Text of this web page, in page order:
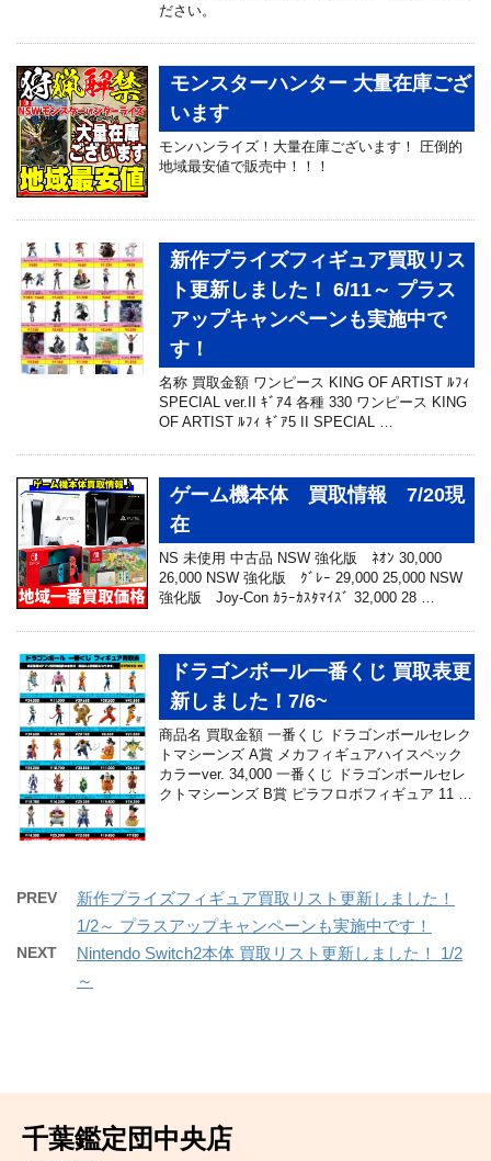
ださい。
モンスターハンター 大量在庫ござ
います
モンハンライズ！大量在庫ございます！ 圧倒的
地域最安値で販売中！！！
新作プライズフィギュア買取リス
ト更新しました！ 6/11～ プラス
アップキャンペーンも実施中で
す！
名称 買取金額 ワンピース KING OF ARTIST ﾙﾌｨ
SPECIAL ver.II ｷﾞｱ4 各種 330 ワンピース KING
OF ARTIST ﾙﾌｨ ｷﾞｱ5 II SPECIAL …
ゲーム機本体 買取情報 7/20現
在
NS 未使用 中古品 NSW 強化版 ﾈｵﾝ 30,000
26,000 NSW 強化版 ｸﾞﾚｰ 29,000 25,000 NSW
強化版 Joy-Con ｶﾗｰｶｽﾀﾏｲｽﾞ 32,000 28 …
ドラゴンボール一番くじ 買取表更
新しました！7/6~
商品名 買取金額 一番くじ ドラゴンボールセレク
トマシーンズ A賞 メカフィギュアハイスペック
カラーver. 34,000 一番くじ ドラゴンボールセレ
クトマシーンズ B賞 ピラフロボフィギュア 11 …
PREV
新作プライズフィギュア買取リスト更新しました！
1/2～ プラスアップキャンペーンも実施中です！
NEXT
Nintendo Switch2本体 買取リスト更新しました！ 1/2
～
千葉鑑定団中央店